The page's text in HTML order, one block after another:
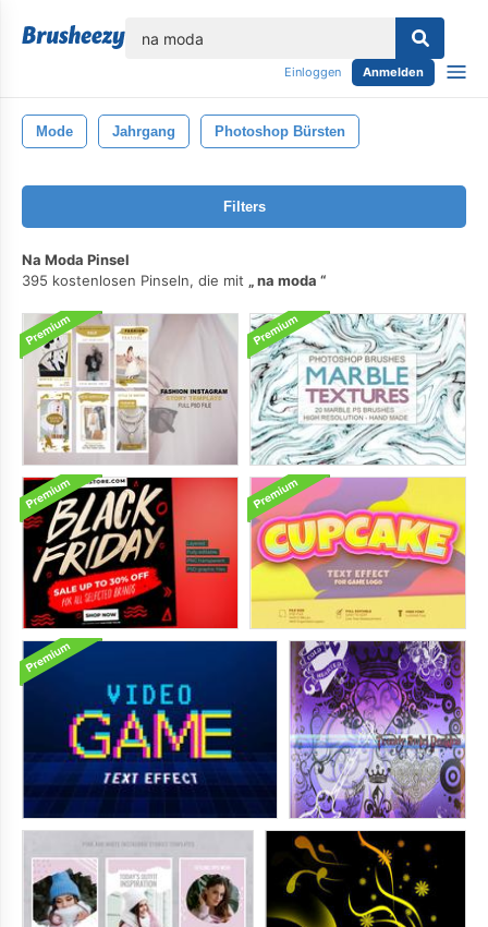
Einloggen Anmelden
Mode Jahrgang Photoshop Bürsten
Filters
Na Moda Pinsel
395 kostenlosen Pinseln, die mit
na moda